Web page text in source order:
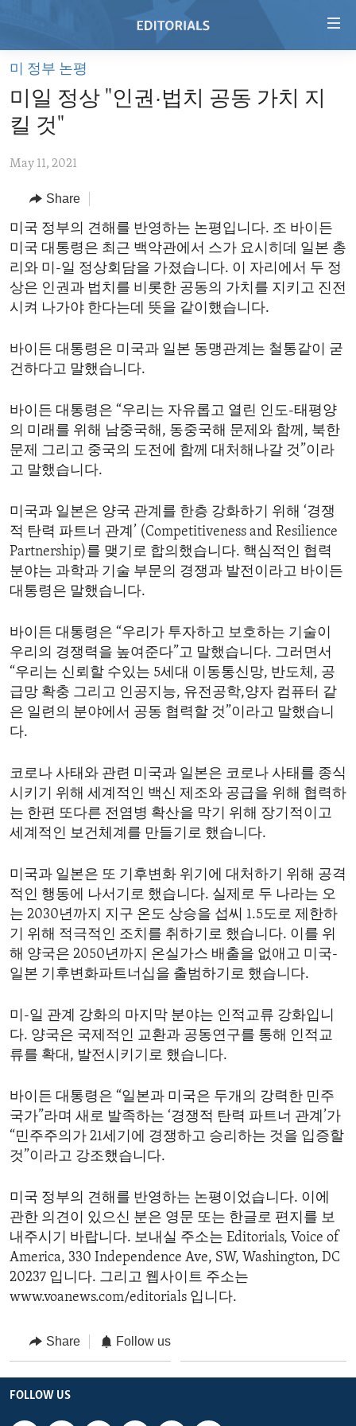
Skip
main
content
to
Navigation
Skip
to
Search
HOME
VIDEO
REGIONS
AFRICA
AMERICAS
ASIA
EUROPE
MIDDLE EAST
TOPICS
HUMAN RIGHTS
SECURITY AND DEFENSE
AID AND DEVELOPMENT
DEMOCRACY AND GOVERNANCE
ECONOMY AND TRADE
ENVIRONMENT AND HEALTH
IDEALS AND INSTITUTIONS
ARCHIVE
ABOUT US
FOLLOW US
미 정부 논평
미일 정상 "인권·법치 공동 가치 지
킬 것"
May 11, 2021
Share
미국 정부의 견해를 반영하는 논평입니다. 조 바이든
미국 대통령은 최근 백악관에서 스가 요시히데 일본 총
리와 미-일 정상회담을 가졌습니다. 이 자리에서 두 정
상은 인권과 법치를 비롯한 공동의 가치를 지키고 진전
시켜 나가야 한다는데 뜻을 같이했습니다.
바이든 대통령은 미국과 일본 동맹관계는 철통같이 굳
건하다고 말했습니다.
바이든 대통령은 “우리는 자유롭고 열린 인도-태평양
의 미래를 위해 남중국해, 동중국해 문제와 함께, 북한
문제 그리고 중국의 도전에 함께 대처해나갈 것”이라
고 말했습니다.
미국과 일본은 양국 관계를 한층 강화하기 위해 ‘경쟁
적 탄력 파트너 관계’ (Competitiveness and Resilience
Partnership)를 맺기로 합의했습니다. 핵심적인 협력
분야는 과학과 기술 부문의 경쟁과 발전이라고 바이든
대통령은 말했습니다.
바이든 대통령은 “우리가 투자하고 보호하는 기술이
우리의 경쟁력을 높여준다”고 말했습니다. 그러면서
“우리는 신뢰할 수있는 5세대 이동통신망, 반도체, 공
급망 확충 그리고 인공지능, 유전공학,양자 컴퓨터 같
은 일련의 분야에서 공동 협력할 것”이라고 말했습니
다.
코로나 사태와 관련 미국과 일본은 코로나 사태를 종식
시키기 위해 세계적인 백신 제조와 공급을 위해 협력하
는 한편 또다른 전염병 확산을 막기 위해 장기적이고
세계적인 보건체계를 만들기로 했습니다.
미국과 일본은 또 기후변화 위기에 대처하기 위해 공격
적인 행동에 나서기로 했습니다. 실제로 두 나라는 오
는 2030년까지 지구 온도 상승을 섭씨 1.5도로 제한하
기 위해 적극적인 조치를 취하기로 했습니다. 이를 위
해 양국은 2050년까지 온실가스 배출을 없애고 미국-
일본 기후변화파트너십을 출범하기로 했습니다.
미-일 관계 강화의 마지막 분야는 인적교류 강화입니
다. 양국은 국제적인 교환과 공동연구를 통해 인적교
류를 확대, 발전시키기로 했습니다.
바이든 대통령은 “일본과 미국은 두개의 강력한 민주
국가”라며 새로 발족하는 ‘경쟁적 탄력 파트너 관계’가
“민주주의가 21세기에 경쟁하고 승리하는 것을 입증할
것”이라고 강조했습니다.
미국 정부의 견해를 반영하는 논평이었습니다. 이에
관한 의견이 있으신 분은 영문 또는 한글로 편지를 보
내주시기 바랍니다. 보내실 주소는 Editorials, Voice of
America, 330 Independence Ave, SW, Washington, DC
20237 입니다. 그리고 웹사이트 주소는
www.voanews.com/editorials 입니다.
Share Follow us
FOLLOW US